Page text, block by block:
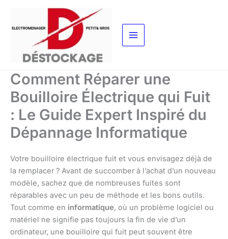
contenu
Comment Réparer une
Bouilloire Électrique qui Fuit
: Le Guide Expert Inspiré du
Dépannage Informatique
Votre bouilloire électrique fuit et vous envisagez déjà de
la remplacer ? Avant de succomber à l’achat d’un nouveau
modèle, sachez que de nombreuses fuites sont
réparables avec un peu de méthode et les bons outils.
Tout comme en informatique, où un problème logiciel ou
matériel ne signifie pas toujours la fin de vie d’un
ordinateur, une bouilloire qui fuit peut souvent être